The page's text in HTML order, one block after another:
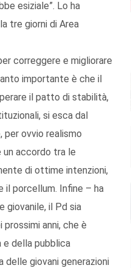
esiziale”. Lo ha
tre giorni di Area
correggere e migliorare
importante è che il
il patto di stabilità,
si esca dal
ovvio realismo
un accordo tra le
di ottime intenzioni,
il porcellum. Infine – ha
il Pd sia
anni, che è
della pubblica
giovani generazioni